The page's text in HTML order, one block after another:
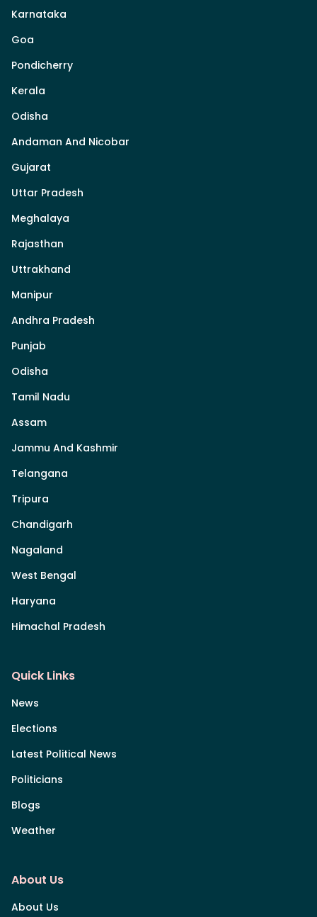
Karnataka
Goa
Pondicherry
Kerala
Odisha
Andaman And Nicobar
Gujarat
Uttar Pradesh
Meghalaya
Rajasthan
Uttrakhand
Manipur
Andhra Pradesh
Punjab
Odisha
Tamil Nadu
Assam
Jammu And Kashmir
Telangana
Tripura
Chandigarh
Nagaland
West Bengal
Haryana
Himachal Pradesh
Quick Links
News
Elections
Latest Political News
Politicians
Blogs
Weather
About Us
About Us